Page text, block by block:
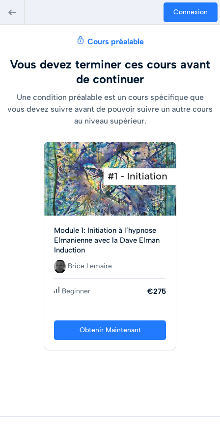
Connexion
Cours préalable
Vous devez terminer ces cours avant
de continuer
Une condition préalable est un cours spécifique que
vous devez suivre avant de pouvoir suivre un autre cours
au niveau supérieur.
Module 1: Initiation à l’hypnose
Elmanienne avec la Dave Elman
Induction
Brice Lemaire
Beginner €275
Obtenir Maintenant